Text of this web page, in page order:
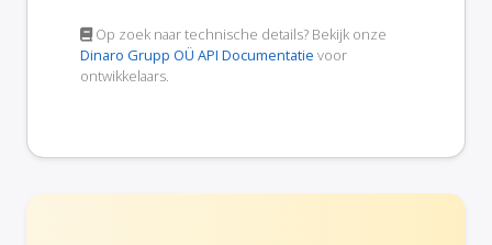
Op zoek naar technische details? Bekijk onze
Dinaro Grupp OÜ API Documentatie voor
ontwikkelaars.